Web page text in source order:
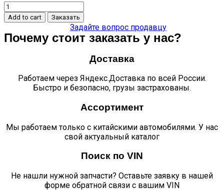
Балка
переднего
бампера
C5
602001888AA
Add to cart Заказать
Задайте вопрос продавцу
Почему стоит заказать у нас?
Доставка
Работаем через Яндекс.Доставка по всей России.
Быстро и безопасно, грузы застрахованы.
Ассортимент
Мы работаем только с китайскими автомобилями. У нас
свой актуальный каталог
Поиск по VIN
Не нашли нужной запчасти? Оставьте заявку в нашей
форме обратной связи с вашим VIN